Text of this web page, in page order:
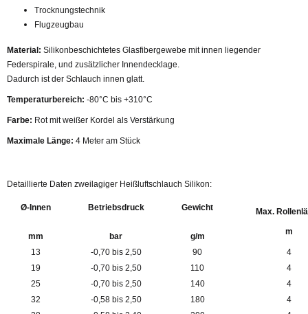
Trocknungstechnik
Flugzeugbau
Material: Silikonbeschichtetes Glasfibergewebe mit innen liegender
Federspirale, und zusätzlicher Innendecklage.
Dadurch ist der Schlauch innen glatt.
Temperaturbereich: -80°C bis +310°C
Farbe: Rot mit weißer Kordel als Verstärkung
Maximale Länge: 4 Meter am Stück
Detaillierte Daten zweilagiger Heißluftschlauch Silikon:
Ø-Innen
mm
Betriebsdruck
bar
Gewicht
g/m
Max.
m
13 -0,70 bis 2,50 90
4
19
-0,70 bis 2,50 110
4
25
-0,70 bis 2,50 140
4
32
-0,58 bis 2,50 180
4